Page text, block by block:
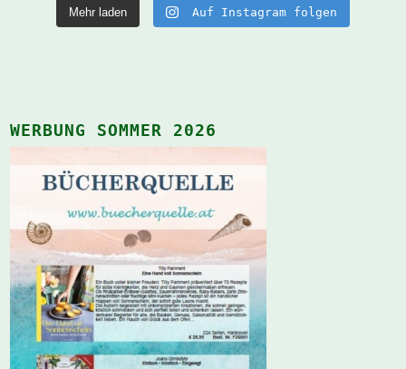
Mehr laden Auf Instagram folgen
WERBUNG SOMMER 2026